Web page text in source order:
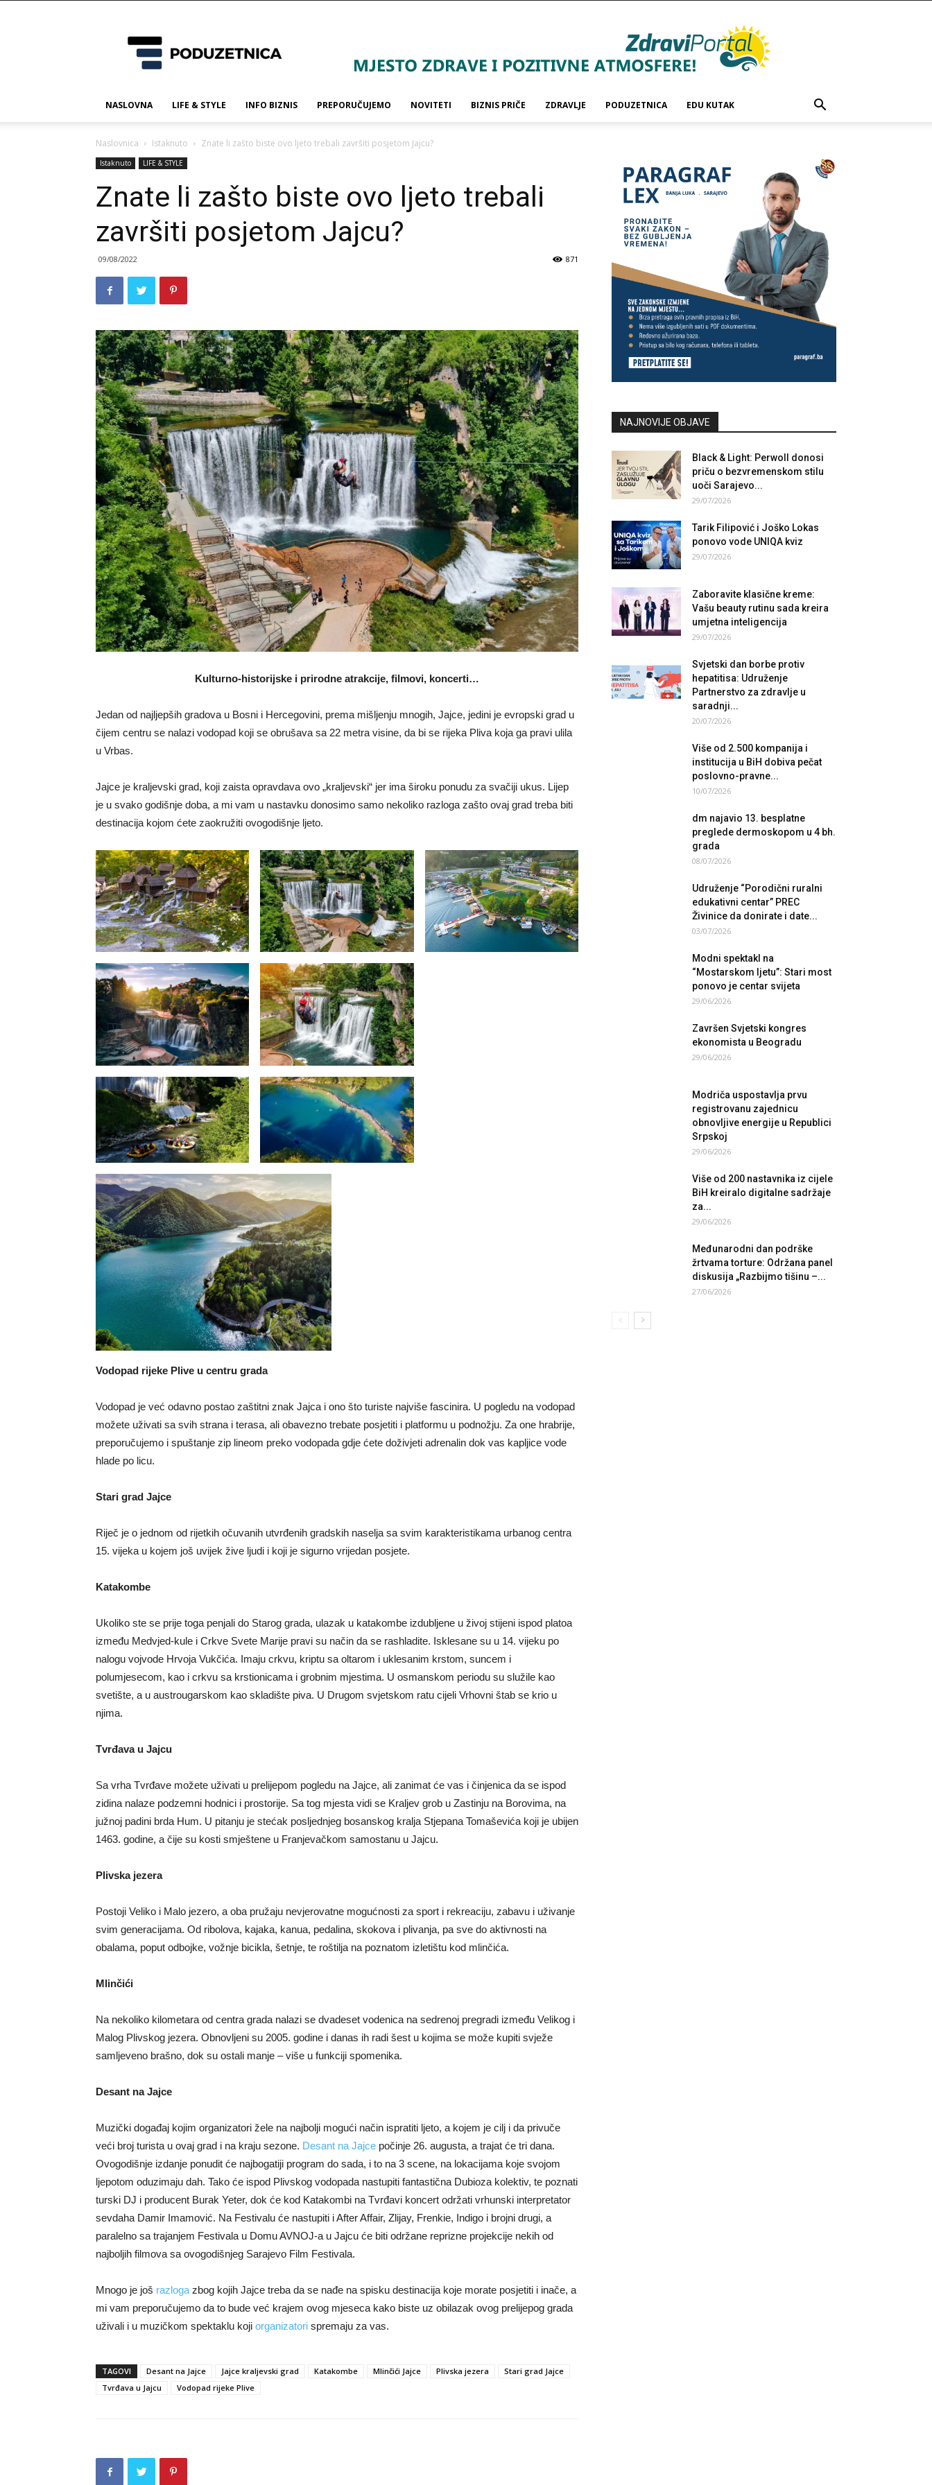
NASLOVNA LIFE & STYLE INFO BIZNIS PREPORUČUJEMO NOVITETI BIZNIS PRIČE ZDRAVLJE PODUZETNICA EDU KUTAK
Naslovnica Istaknuto Znate li zašto biste ovo ljeto trebali završiti posjetom Jajcu?
Istaknuto LIFE & STYLE
Znate li zašto biste ovo ljeto trebali
završiti posjetom Jajcu?
09/08/2022 871
Kulturno-historijske i prirodne atrakcije, filmovi, koncerti…
Jedan od najljepših gradova u Bosni i Hercegovini, prema mišljenju mnogih, Jajce, jedini je evropski grad u
čijem centru se nalazi vodopad koji se obrušava sa 22 metra visine, da bi se rijeka Pliva koja ga pravi ulila
u Vrbas.
Jajce je kraljevski grad, koji zaista opravdava ovo „kraljevski“ jer ima široku ponudu za svačiji ukus. Lijep
je u svako godišnje doba, a mi vam u nastavku donosimo samo nekoliko razloga zašto ovaj grad treba biti
destinacija kojom ćete zaokružiti ovogodišnje ljeto.
Vodopad rijeke Plive u centru grada
Vodopad je već odavno postao zaštitni znak Jajca i ono što turiste najviše fascinira. U pogledu na vodopad
možete uživati sa svih strana i terasa, ali obavezno trebate posjetiti i platformu u podnožju. Za one hrabrije,
preporučujemo i spuštanje zip lineom preko vodopada gdje ćete doživjeti adrenalin dok vas kapljice vode
hlade po licu.
Stari grad Jajce
Riječ je o jednom od rijetkih očuvanih utvrđenih gradskih naselja sa svim karakteristikama urbanog centra
15. vijeka u kojem još uvijek žive ljudi i koji je sigurno vrijedan posjete.
Katakombe
Ukoliko ste se prije toga penjali do Starog grada, ulazak u katakombe izdubljene u živoj stijeni ispod platoa
između Medvjed-kule i Crkve Svete Marije pravi su način da se rashladite. Isklesane su u 14. vijeku po
nalogu vojvode Hrvoja Vukčića. Imaju crkvu, kriptu sa oltarom i uklesanim krstom, suncem i
polumjesecom, kao i crkvu sa krstionicama i grobnim mjestima. U osmanskom periodu su služile kao
svetište, a u austrougarskom kao skladište piva. U Drugom svjetskom ratu cijeli Vrhovni štab se krio u
njima.
Tvrđava u Jajcu
Sa vrha Tvrđave možete uživati u prelijepom pogledu na Jajce, ali zanimat će vas i činjenica da se ispod
zidina nalaze podzemni hodnici i prostorije. Sa tog mjesta vidi se Kraljev grob u Zastinju na Borovima, na
južnoj padini brda Hum. U pitanju je stećak posljednjeg bosanskog kralja Stjepana Tomaševića koji je ubijen
1463. godine, a čije su kosti smještene u Franjevačkom samostanu u Jajcu.
Plivska jezera
Postoji Veliko i Malo jezero, a oba pružaju nevjerovatne mogućnosti za sport i rekreaciju, zabavu i uživanje
svim generacijama. Od ribolova, kajaka, kanua, pedalina, skokova i plivanja, pa sve do aktivnosti na
obalama, poput odbojke, vožnje bicikla, šetnje, te roštilja na poznatom izletištu kod mlinčića.
Mlinčići
Na nekoliko kilometara od centra grada nalazi se dvadeset vodenica na sedrenoj pregradi između Velikog i
Malog Plivskog jezera. Obnovljeni su 2005. godine i danas ih radi šest u kojima se može kupiti svježe
samljeveno brašno, dok su ostali manje – više u funkciji spomenika.
Desant na Jajce
Muzički događaj kojim organizatori žele na najbolji mogući način ispratiti ljeto, a kojem je cilj i da privuče
veći broj turista u ovaj grad i na kraju sezone. Desant na Jajce počinje 26. augusta, a trajat će tri dana.
Ovogodišnje izdanje ponudit će najbogatiji program do sada, i to na 3 scene, na lokacijama koje svojom
ljepotom oduzimaju dah. Tako će ispod Plivskog vodopada nastupiti fantastična Dubioza kolektiv, te poznati
turski DJ i producent Burak Yeter, dok će kod Katakombi na Tvrđavi koncert održati vrhunski interpretator
sevdaha Damir Imamović. Na Festivalu će nastupiti i After Affair, Zlijay, Frenkie, Indigo i brojni drugi, a
paralelno sa trajanjem Festivala u Domu AVNOJ-a u Jajcu će biti održane reprizne projekcije nekih od
najboljih filmova sa ovogodišnjeg Sarajevo Film Festivala.
Mnogo je još razloga zbog kojih Jajce treba da se nađe na spisku destinacija koje morate posjetiti i inače, a
mi vam preporučujemo da to bude već krajem ovog mjeseca kako biste uz obilazak ovog prelijepog grada
uživali i u muzičkom spektaklu koji organizatori spremaju za vas.
TAGOVI Desant na Jajce Jajce kraljevski grad Katakombe Mlinčići Jajce Plivska jezera
Stari grad Jajce
Tvrđava u Jajcu
Vodopad rijeke Plive
NAJNOVIJE OBJAVE
Black & Light: Perwoll donosi
priču o bezvremenskom stilu
uoči Sarajevo...
29/07/2026
Tarik Filipović i Joško Lokas
ponovo vode UNIQA kviz
29/07/2026
Zaboravite klasične kreme:
Vašu beauty rutinu sada kreira
umjetna inteligencija
29/07/2026
Svjetski dan borbe protiv
hepatitisa: Udruženje
Partnerstvo za zdravlje u
saradnji...
20/07/2026
Više od 2.500 kompanija i
institucija u BiH dobiva pečat
poslovno-pravne...
10/07/2026
dm najavio 13. besplatne
preglede dermoskopom u 4 bh.
grada
08/07/2026
Udruženje “Porodični ruralni
edukativni centar” PREC
Živinice da donirate i date...
03/07/2026
Modni spektakl na
“Mostarskom ljetu”: Stari most
ponovo je centar svijeta
29/06/2026
Završen Svjetski kongres
ekonomista u Beogradu
29/06/2026
Modriča uspostavlja prvu
registrovanu zajednicu
obnovljive energije u Republici
Srpskoj
29/06/2026
Više od 200 nastavnika iz cijele
BiH kreiralo digitalne sadržaje
za...
29/06/2026
Međunarodni dan podrške
žrtvama torture: Održana panel
diskusija „Razbijmo tišinu –...
27/06/2026